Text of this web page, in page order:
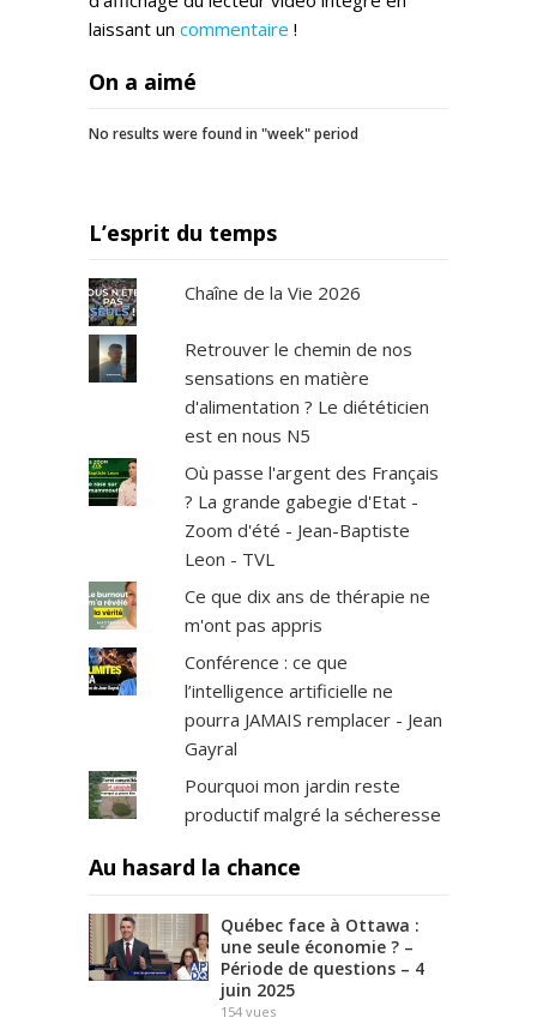
laissant un commentaire !
On a aimé
No results were found in "week" period
L’esprit du temps
Chaîne de la Vie 2026
Retrouver le chemin de nos
sensations en matière
d'alimentation ? Le diététicien
est en nous N5
Où passe l'argent des Français
? La grande gabegie d'Etat -
Zoom d'été - Jean-Baptiste
Leon - TVL
Ce que dix ans de thérapie ne
m'ont pas appris
Conférence : ce que
l’intelligence artificielle ne
pourra JAMAIS remplacer - Jean
Gayral
Pourquoi mon jardin reste
productif malgré la sécheresse
Au hasard la chance
Québec face à Ottawa :
une seule économie ? –
Période de questions – 4
juin 2025
154 vues